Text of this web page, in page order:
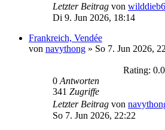
Letzter Beitrag von wilddieb6
Di 9. Jun 2026, 18:14
Frankreich, Vendée
von navythong » So 7. Jun 2026,
Rating:
0 Antworten
341 Zugriffe
Letzter Beitrag von
So 7. Jun 2026, 22:22